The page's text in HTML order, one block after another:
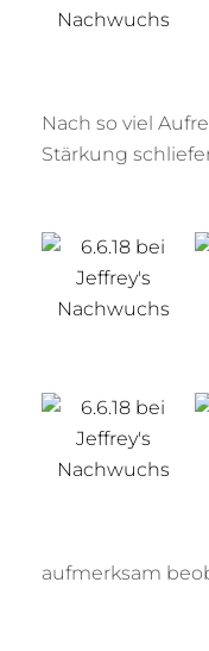
Nach so viel
Stärkung
aufmerksam